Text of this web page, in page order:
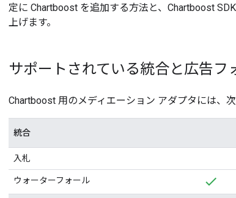
定に Chartboost を追加する方法と、Chartboost
上げます。
サポートされている統合と広告フ
Chartboost 用のメディエーション アダプタには、次
統合
入札
ウォーターフォール